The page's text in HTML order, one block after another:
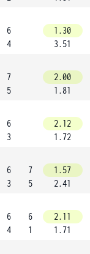
6
4
1.30
3.51
7
5
2.00
1.81
6
3
2.12
1.72
6
3
7
5
1.57
2.41
6
4
6
1
2.11
1.71